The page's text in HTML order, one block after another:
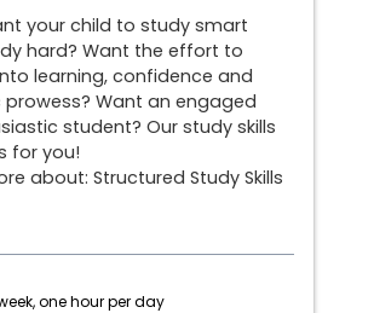
your child to study smart
hard? Want the effort to
learning, confidence and
Want an engaged
student? Our study skills
for you!
about: Structured Study Skills
one hour per day